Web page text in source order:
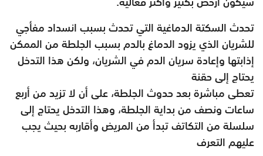
تحدث السكتة الدماغية التي تحدث بسبب انسداد مفأجي
للشريان الذي يزود الدماغ بالدم بسبب الجلطة من الممكن
إذابتها وإعادة سريان الدم في الشريان، ولكن هذا التدخل
يحتاج إلى حقنة
تعطى مباشرة بعد حدوث الجلطة، على أن لا تزيد من أربع
ساعات ونصف من بداية الجلطة، وهذا التدخل يحتاج إلى
سلسلة من التكاتف تبدأ من المريض وأقاربه بحيث يجب
عليهم التعرف